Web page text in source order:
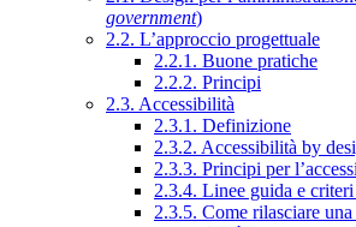
government)
2.2. L’approccio progettuale
2.2.1. Buone pratiche
2.2.2. Principi
2.3. Accessibilità
2.3.1. Definizione
2.3.2. Accessibilità by
2.3.3. Principi per
2.3.4. Linee guida e criteri
2.3.5. Come rilasciare